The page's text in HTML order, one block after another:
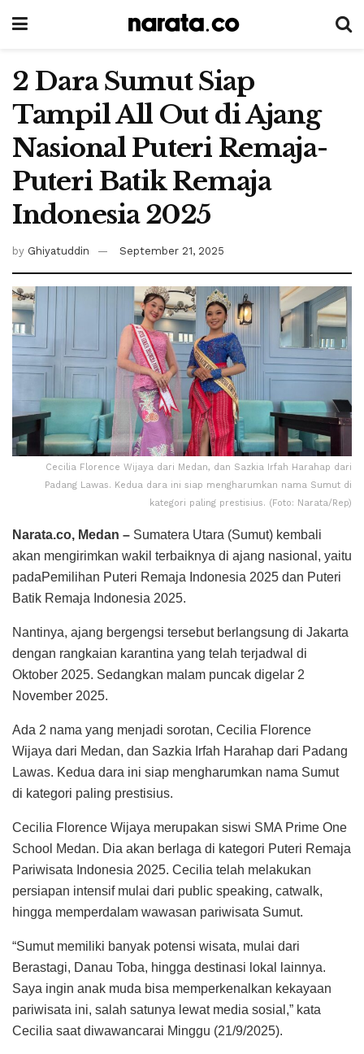
2 Dara Sumut Siap
Tampil All Out di Ajang
Nasional Puteri Remaja-
Puteri Batik Remaja
Indonesia 2025
by Ghiyatuddin September 21, 2025
Cecilia Florence Wijaya dari Medan, dan Sazkia Irfah Harahap dari
Padang Lawas. Kedua dara ini siap mengharumkan nama Sumut di
kategori paling prestisius. (Foto: Narata/Rep)
Narata.co, Medan – Sumatera Utara (Sumut) kembali
akan mengirimkan wakil terbaiknya di ajang nasional, yaitu
padaPemilihan Puteri Remaja Indonesia 2025 dan Puteri
Batik Remaja Indonesia 2025.
Nantinya, ajang bergengsi tersebut berlangsung di Jakarta
dengan rangkaian karantina yang telah terjadwal di
Oktober 2025. Sedangkan malam puncak digelar 2
November 2025.
Ada 2 nama yang menjadi sorotan, Cecilia Florence
Wijaya dari Medan, dan Sazkia Irfah Harahap dari Padang
Lawas. Kedua dara ini siap mengharumkan nama Sumut
di kategori paling prestisius.
Cecilia Florence Wijaya merupakan siswi SMA Prime One
School Medan. Dia akan berlaga di kategori Puteri Remaja
Pariwisata Indonesia 2025. Cecilia telah melakukan
persiapan intensif mulai dari public speaking, catwalk,
hingga memperdalam wawasan pariwisata Sumut.
“Sumut memiliki banyak potensi wisata, mulai dari
Berastagi, Danau Toba, hingga destinasi lokal lainnya.
Saya ingin anak muda bisa memperkenalkan kekayaan
pariwisata ini, salah satunya lewat media sosial,” kata
Cecilia saat diwawancarai Minggu (21/9/2025).